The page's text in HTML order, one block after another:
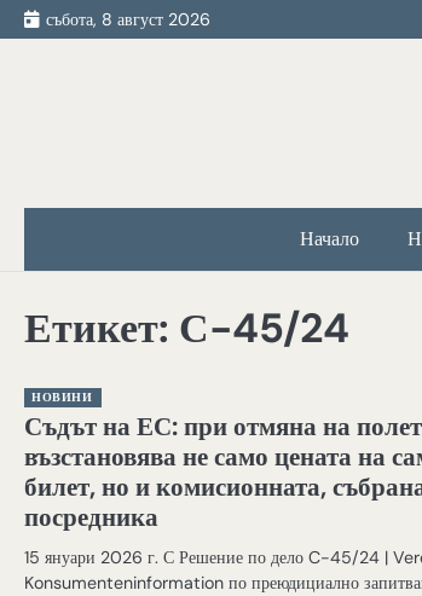
Skip
to
събота, 8 август 2026
Начало
Етикет: С-45/24
НОВИНИ
Съдът на ЕС: при отмяна на
възстановява не само цената на
билет, но и комисионната,
посредника
15 януари 2026 г. С Решение по дело C-45/24 |
Konsumenteninformation по преюдициално